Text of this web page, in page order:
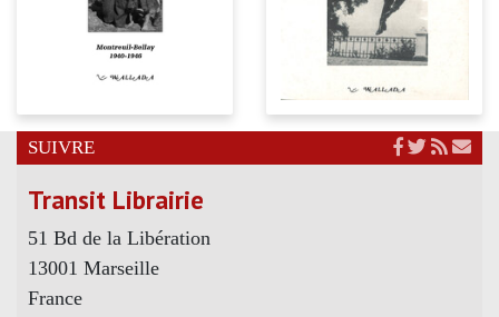
SUIVRE
Transit Librairie
51 Bd de la Libération
13001 Marseille
France